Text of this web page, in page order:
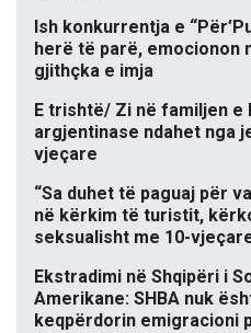
Ish konkurrentja e
herë të parë, emocionon
gjithçka e imja
E trishtë/ Zi në familjen e
argjentinase ndahet nga
vjeçare
“Sa duhet të paguaj për
në kërkim të turistit,
seksualisht me 10-
Ekstradimi në Shqipëri i
Amerikane: SHBA nuk
keqpërdorin emigracioni